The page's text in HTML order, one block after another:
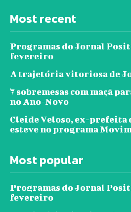
Most recent
Programas do Jornal
fevereiro
A trajetória vitoriosa de
7 sobremesas com maçã
no Ano-Novo
Cleide Veloso, ex-prefeita
esteve no programa
Most popular
Programas do Jornal
fevereiro